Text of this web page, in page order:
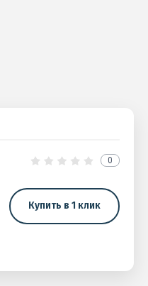
0
Купить в 1 клик